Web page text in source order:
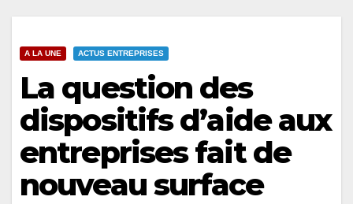
A LA UNE ACTUS ENTREPRISES
La question des
dispositifs d’aide aux
entreprises fait de
nouveau surface